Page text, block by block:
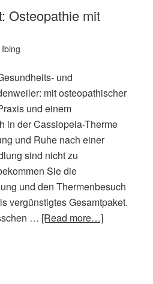
Osteopathie mit
und
mit osteopathischer
und einem
in der Cassiopeia-Therme
und Ruhe nach einer
sind nicht zu
Sie die
und den Thermenbesuch
vergünstigtes Gesamtpaket.
… [Read more…]